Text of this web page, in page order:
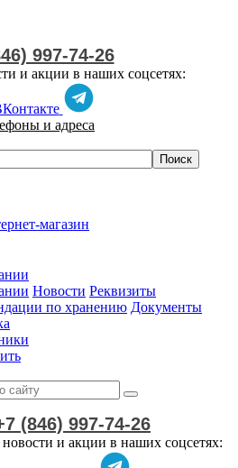
997-74-26
и акции в наших соцсетях:
и адреса
магазин
Новости Реквизиты
по хранению Документы
(846) 997-74-26
и акции в наших соцсетях: